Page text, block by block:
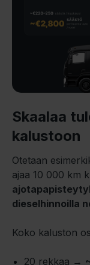
Skaalaa
kalustoon
Otetaan
ajaa 10 000 km
dieselhinnoilla
Koko kaluston
20 rekkaa →